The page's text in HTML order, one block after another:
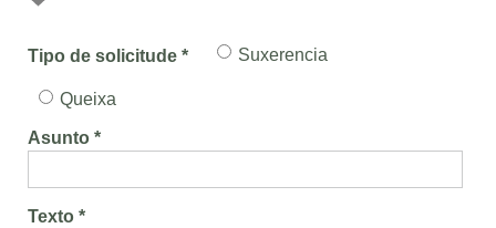
Tipo de solicitude * Suxerencia
Queixa
Asunto *
Texto *